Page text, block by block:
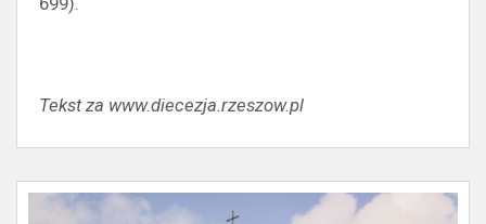
Tekst za www.diecezja.rzeszow.pl